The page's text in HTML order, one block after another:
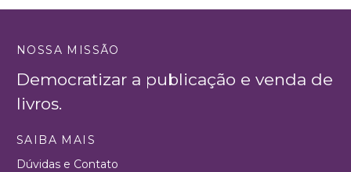
NOSSA MISSÃO
Democratizar a publicação e venda de
livros.
SAIBA MAIS
Dúvidas e Contato